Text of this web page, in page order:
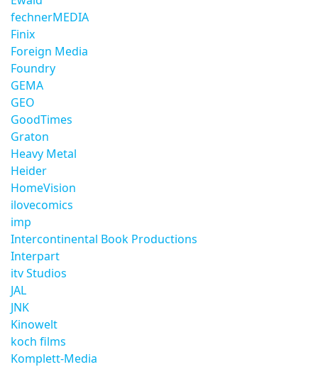
fechnerMEDIA
Finix
Foreign Media
Foundry
GEMA
GEO
GoodTimes
Graton
Heavy Metal
Heider
HomeVision
ilovecomics
imp
Intercontinental Book Productions
Interpart
itv Studios
JAL
JNK
Kinowelt
koch films
Komplett-Media